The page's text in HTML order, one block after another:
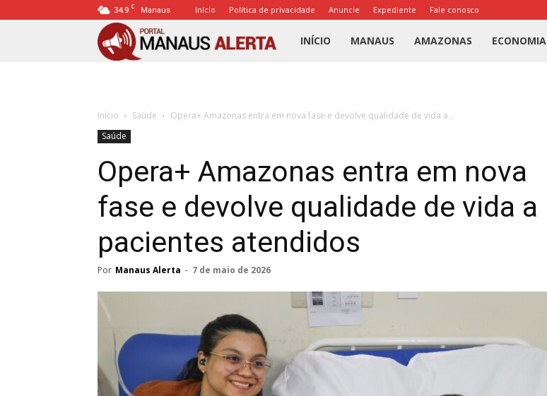
34.9 C Manaus Início Política de privacidade Anuncie Expediente Fale conosco
Portal
INÍCIO MANAUS AMAZONAS ECONOMIA
Início Saúde
Opera+ Amazonas entra em nova fase e devolve qualidade de vida a...
Saúde
Opera+ Amazonas entra em nova
fase e devolve qualidade de vida a
pacientes atendidos
Por Manaus Alerta - 7 de maio de 2026